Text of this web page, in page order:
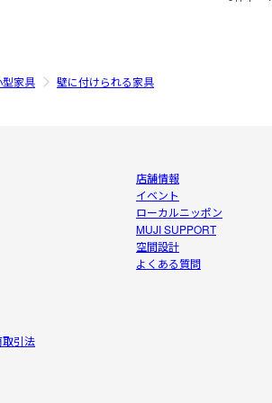
型家具 壁に付けられる家具
店舗情報
イベント
ローカルニッポン
MUJI SUPPORT
空間設計
よくある質問
引法